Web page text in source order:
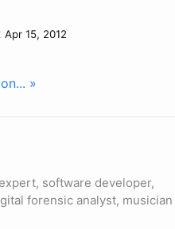
Apr 15, 2012
»
software developer,
forensic analyst, musician